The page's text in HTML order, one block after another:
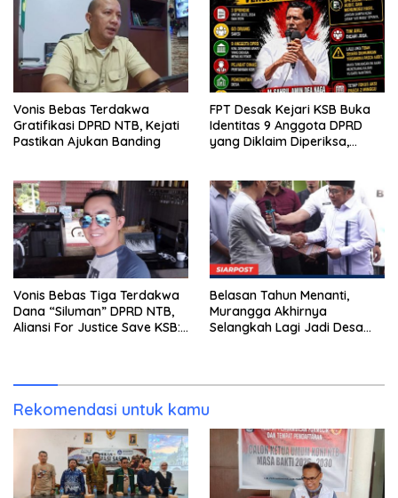
Vonis Bebas Terdakwa
Gratifikasi DPRD NTB, Kejati
Pastikan Ajukan Banding
FPT Desak Kejari KSB Buka
Identitas 9 Anggota DPRD
yang Diklaim Diperiksa,
Vonis Bebas Tiga Terdakwa
Dana “Siluman” DPRD NTB,
Aliansi For Justice Save KSB:
Belasan Tahun Menanti,
Murangga Akhirnya
Selangkah Lagi Jadi Desa
Rekomendasi untuk kamu